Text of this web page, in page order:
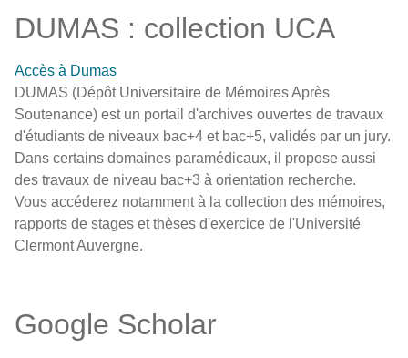
DUMAS : collection UCA
Accès à Dumas
DUMAS (Dépôt Universitaire de Mémoires Après
Soutenance) est un portail d'archives ouvertes de travaux
d'étudiants de niveaux bac+4 et bac+5, validés par un jury.
Dans certains domaines paramédicaux, il propose aussi
des travaux de niveau bac+3 à orientation recherche.
Vous accéderez notamment à la collection des mémoires,
rapports de stages et thèses d'exercice de l'Université
Clermont Auvergne.
Google Scholar